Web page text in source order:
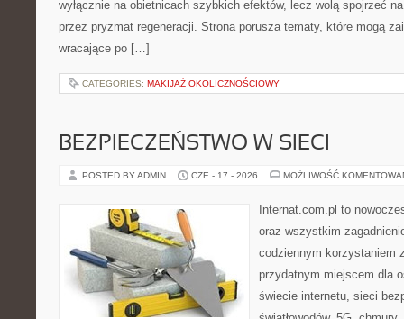
wyłącznie na obietnicach szybkich efektów, lecz wolą spojrzeć
przez pryzmat regeneracji. Strona porusza tematy, które mogą
wracające po […]
CATEGORIES: MAKIJAŻ OKOLICZNOŚCIOWY
BEZPIECZEŃSTWO W SIECI
POSTED BY ADMIN CZE - 17 - 2026 MOŻLIWOŚĆ
Internat.com.pl to
oraz wszystkim
codziennym korzystaniem
przydatnym miejscem dla
świecie internetu, sieci